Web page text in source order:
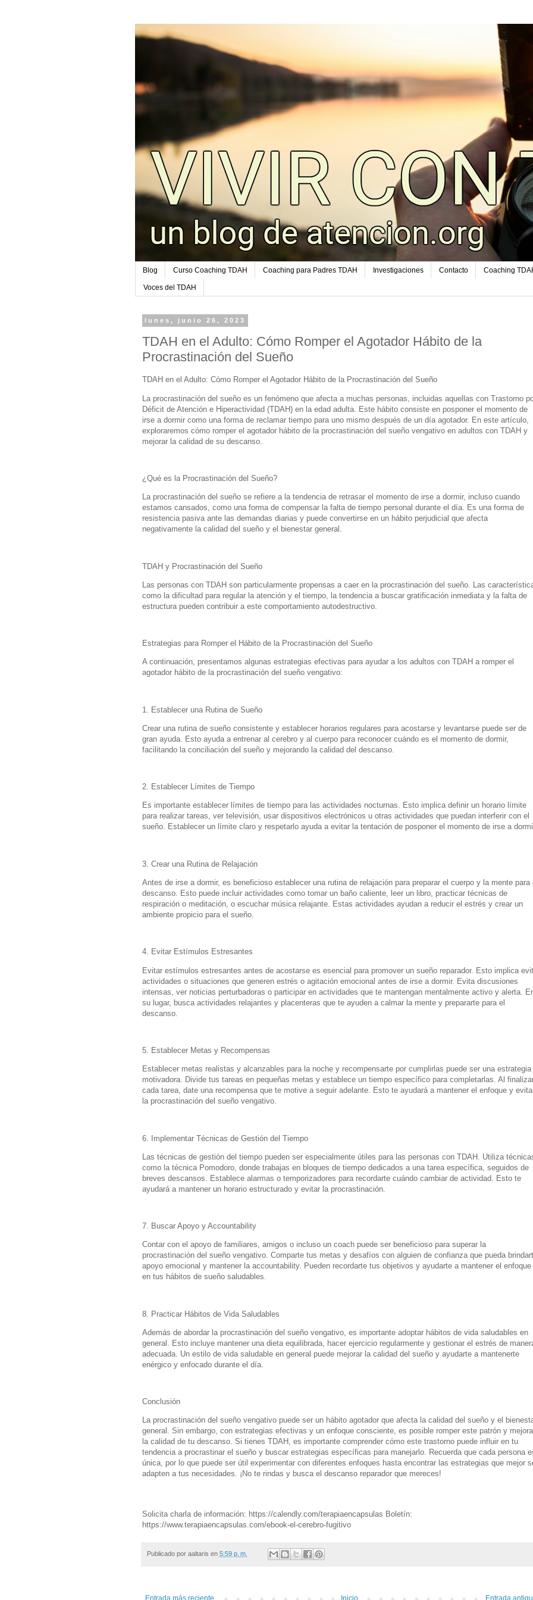
Blog Curso Coaching TDAH Coaching para Padres TDAH Investigaciones Contacto Coaching
Voces del TDAH
lunes, junio 26, 2023
TDAH en el Adulto: Cómo Romper el Agotador Hábito de la
Procrastinación del Sueño
TDAH en el Adulto: Cómo Romper el Agotador Hábito de la Procrastinación del Sueño
La procrastinación del sueño es un fenómeno que afecta a muchas personas, incluidas aquellas con Trastorno
Déficit de Atención e Hiperactividad (TDAH) en la edad adulta. Este hábito consiste en posponer el momento de
irse a dormir como una forma de reclamar tiempo para uno mismo después de un día agotador. En este artículo,
exploraremos cómo romper el agotador hábito de la procrastinación del sueño vengativo en adultos con TDAH y
mejorar la calidad de su descanso.
¿Qué es la Procrastinación del Sueño?
La procrastinación del sueño se refiere a la tendencia de retrasar el momento de irse a dormir, incluso cuando
estamos cansados, como una forma de compensar la falta de tiempo personal durante el día. Es una forma de
resistencia pasiva ante las demandas diarias y puede convertirse en un hábito perjudicial que afecta
negativamente la calidad del sueño y el bienestar general.
TDAH y Procrastinación del Sueño
Las personas con TDAH son particularmente propensas a caer en la procrastinación del sueño. Las
como la dificultad para regular la atención y el tiempo, la tendencia a buscar gratificación inmediata y la falta de
estructura pueden contribuir a este comportamiento autodestructivo.
Estrategias para Romper el Hábito de la Procrastinación del Sueño
A continuación, presentamos algunas estrategias efectivas para ayudar a los adultos con TDAH a romper el
agotador hábito de la procrastinación del sueño vengativo:
1. Establecer una Rutina de Sueño
Crear una rutina de sueño consistente y establecer horarios regulares para acostarse y levantarse puede ser de
gran ayuda. Esto ayuda a entrenar al cerebro y al cuerpo para reconocer cuándo es el momento de dormir,
facilitando la conciliación del sueño y mejorando la calidad del descanso.
2. Establecer Límites de Tiempo
Es importante establecer límites de tiempo para las actividades nocturnas. Esto implica definir un horario límite
para realizar tareas, ver televisión, usar dispositivos electrónicos u otras actividades que puedan interferir con el
sueño. Establecer un límite claro y respetarlo ayuda a evitar la tentación de posponer el momento de irse a
3. Crear una Rutina de Relajación
Antes de irse a dormir, es beneficioso establecer una rutina de relajación para preparar el cuerpo y la mente para
descanso. Esto puede incluir actividades como tomar un baño caliente, leer un libro, practicar técnicas de
respiración o meditación, o escuchar música relajante. Estas actividades ayudan a reducir el estrés y crear un
ambiente propicio para el sueño.
4. Evitar Estímulos Estresantes
Evitar estímulos estresantes antes de acostarse es esencial para promover un sueño reparador. Esto implica
actividades o situaciones que generen estrés o agitación emocional antes de irse a dormir. Evita discusiones
intensas, ver noticias perturbadoras o participar en actividades que te mantengan mentalmente activo y alerta.
su lugar, busca actividades relajantes y placenteras que te ayuden a calmar la mente y prepararte para el
descanso.
5. Establecer Metas y Recompensas
Establecer metas realistas y alcanzables para la noche y recompensarte por cumplirlas puede ser una estrategia
motivadora. Divide tus tareas en pequeñas metas y establece un tiempo específico para completarlas. Al
cada tarea, date una recompensa que te motive a seguir adelante. Esto te ayudará a mantener el enfoque y
la procrastinación del sueño vengativo.
6. Implementar Técnicas de Gestión del Tiempo
Las técnicas de gestión del tiempo pueden ser especialmente útiles para las personas con TDAH. Utiliza
como la técnica Pomodoro, donde trabajas en bloques de tiempo dedicados a una tarea específica, seguidos de
breves descansos. Establece alarmas o temporizadores para recordarte cuándo cambiar de actividad. Esto te
ayudará a mantener un horario estructurado y evitar la procrastinación.
7. Buscar Apoyo y Accountability
Contar con el apoyo de familiares, amigos o incluso un coach puede ser beneficioso para superar la
procrastinación del sueño vengativo. Comparte tus metas y desafíos con alguien de confianza que pueda
apoyo emocional y mantener la accountability. Pueden recordarte tus objetivos y ayudarte a mantener el enfoque
en tus hábitos de sueño saludables.
8. Practicar Hábitos de Vida Saludables
Además de abordar la procrastinación del sueño vengativo, es importante adoptar hábitos de vida saludables en
general. Esto incluye mantener una dieta equilibrada, hacer ejercicio regularmente y gestionar el estrés de
adecuada. Un estilo de vida saludable en general puede mejorar la calidad del sueño y ayudarte a mantenerte
enérgico y enfocado durante el día.
Conclusión
La procrastinación del sueño vengativo puede ser un hábito agotador que afecta la calidad del sueño y el
general. Sin embargo, con estrategias efectivas y un enfoque consciente, es posible romper este patrón y
la calidad de tu descanso. Si tienes TDAH, es importante comprender cómo este trastorno puede influir en tu
tendencia a procrastinar el sueño y buscar estrategias específicas para manejarlo. Recuerda que cada persona
única, por lo que puede ser útil experimentar con diferentes enfoques hasta encontrar las estrategias que mejor
adapten a tus necesidades. ¡No te rindas y busca el descanso reparador que mereces!
Solicita charla de información: https://calendly.com/terapiaencapsulas Boletín:
https://www.terapiaencapsulas.com/ebook-el-cerebro-fugitivo
Publicado por aaltaris en 5:59 p. m.
Entrada más reciente Entrada
Inicio